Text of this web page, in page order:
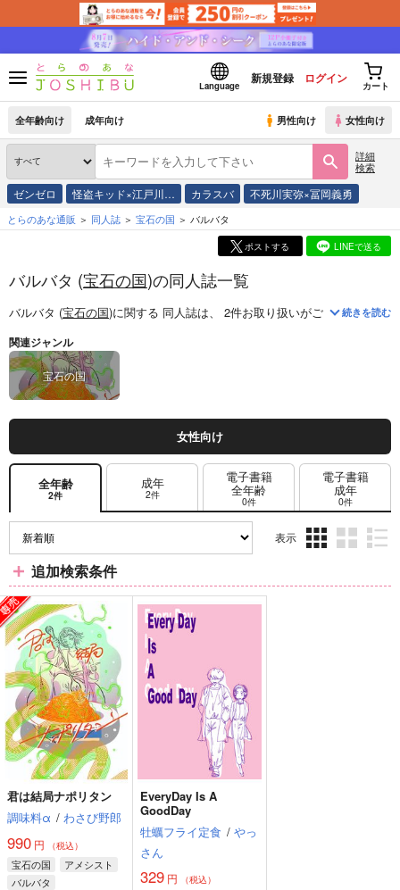
Language
新規登録 ログイン
カート
全年齢向け 成年向け 男性向け 女性向け
詳細
検索
ゼンゼロ 怪盗キッド×江戸川… カラスバ 不死川実弥×冨岡義勇
とらのあな通販 同人誌 宝石の国 バルバタ
ポストする LINEで送る
バルバタ (宝石の国)の同人誌一覧
バルバタ (宝石の国)に関する 同人誌は、 2件お取り扱いがございます。「
続きを読む
関連ジャンル
宝石の国
女性向け
全年齢
2件
成年
2件
電子書籍
全年齢
0件
電子書籍
成年
0件
表示
ム
ム
ム
追加検索条件
君は結局ナポリタン
調味料α / わさび野郎
990 円 （税込）
宝石の国
アメシスト
バルバタ
EveryDay Is A
GoodDay
牡蠣フライ定食 / やっ
さん
329 円 （税込）